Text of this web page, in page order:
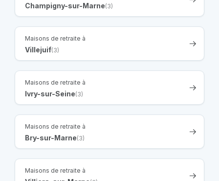
Champigny-sur-Marne(3)
Maisons de retraite à
Villejuif(3)
Maisons de retraite à
Ivry-sur-Seine(3)
Maisons de retraite à
Bry-sur-Marne(3)
Maisons de retraite à